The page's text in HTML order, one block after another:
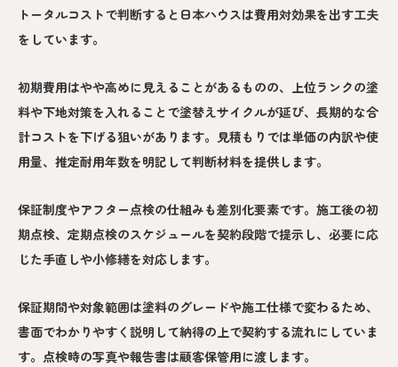
トータルコストで判断すると日本ハウスは費用対効果を出す工夫
をしています。
初期費用はやや高めに見えることがあるものの、上位ランクの塗
料や下地対策を入れることで塗替えサイクルが延び、長期的な合
計コストを下げる狙いがあります。見積もりでは単価の内訳や使
用量、推定耐用年数を明記して判断材料を提供します。
保証制度やアフター点検の仕組みも差別化要素です。施工後の初
期点検、定期点検のスケジュールを契約段階で提示し、必要に応
じた手直しや小修繕を対応します。
保証期間や対象範囲は塗料のグレードや施工仕様で変わるため、
書面でわかりやすく説明して納得の上で契約する流れにしていま
す。点検時の写真や報告書は顧客保管用に渡します。